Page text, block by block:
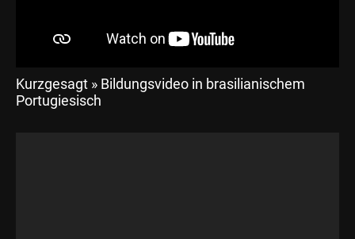
Kurzgesagt » Bildungsvideo in brasilianischem
Portugiesisch